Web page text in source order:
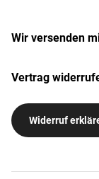
Wir versenden
Vertrag
Widerruf